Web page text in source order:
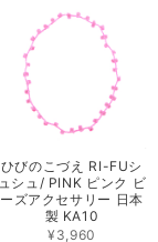
ひびのこづえ RI-FUシ
ュシュ/ PINK ピンク ビ
ーズアクセサリー 日本
製 KA10
¥3,960